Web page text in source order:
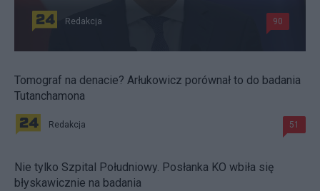
Redakcja 90
Tomograf na denacie? Arłukowicz porównał to do badania
Tutanchamona
Redakcja 51
Nie tylko Szpital Południowy. Posłanka KO wbiła się
błyskawicznie na badania